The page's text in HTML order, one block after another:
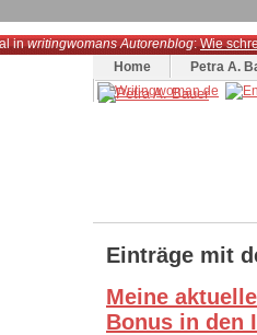
inwritingwomans Autorenblog:Wie
Home
Petra A.
Einträge mit
Meine
Bonus in den